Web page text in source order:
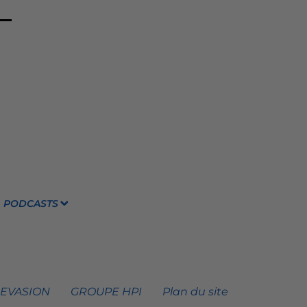
PODCASTS
GROUPE HPI Plan du site